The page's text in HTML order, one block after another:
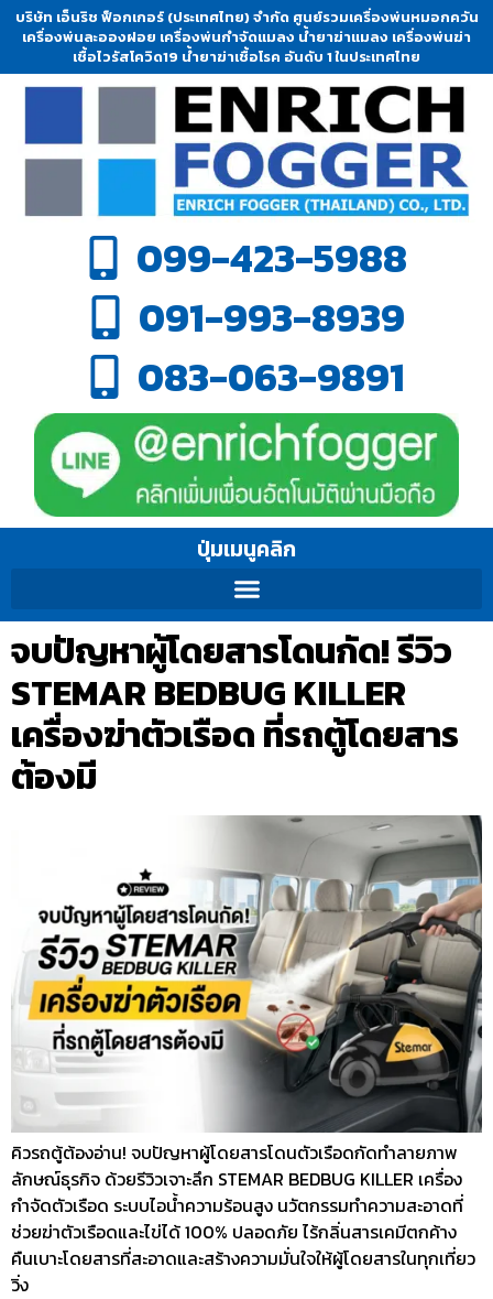
บริษัท เอ็นริช ฟ็อกเกอร์ (ประเทศไทย) จำกัด ศูนย์รวมเครื่องพ่นหมอกควัน
เครื่องพ่นละอองฝอย เครื่องพ่นกำจัดแมลง น้ำยาฆ่าแมลง เครื่องพ่นฆ่า
เชื้อไวรัสโควิด19 น้ำยาฆ่าเชื้อโรค อันดับ 1 ในประเทศไทย
099-423-5988
091-993-8939
083-063-9891
ปุ่มเมนูคลิก
จบปัญหาผู้โดยสารโดนกัด! รีวิว
STEMAR BEDBUG KILLER
เครื่องฆ่าตัวเรือด ที่รถตู้โดยสาร
ต้องมี
คิวรถตู้ต้องอ่าน! จบปัญหาผู้โดยสารโดนตัวเรือดกัดทำลายภาพ
ลักษณ์ธุรกิจ ด้วยรีวิวเจาะลึก STEMAR BEDBUG KILLER เครื่อง
กำจัดตัวเรือด ระบบไอน้ำความร้อนสูง นวัตกรรมทำความสะอาดที่
ช่วยฆ่าตัวเรือดและไข่ได้ 100% ปลอดภัย ไร้กลิ่นสารเคมีตกค้าง
คืนเบาะโดยสารที่สะอาดและสร้างความมั่นใจให้ผู้โดยสารในทุกเที่ยว
วิ่ง